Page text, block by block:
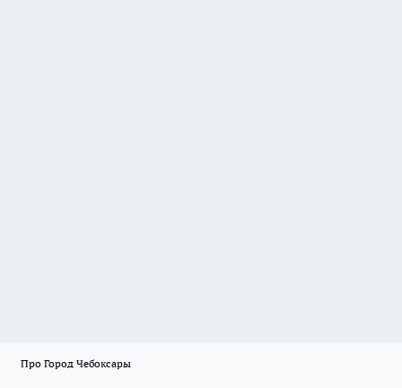
Про Город Чебоксары